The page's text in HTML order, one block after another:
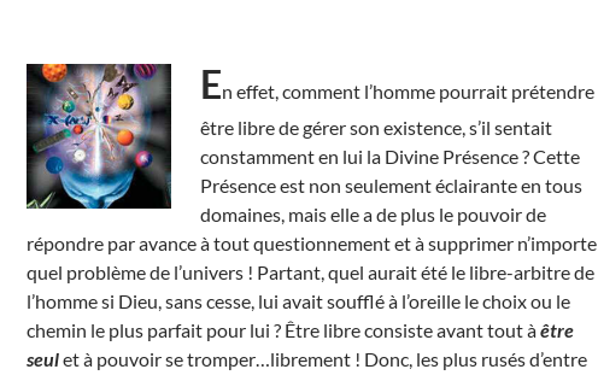
En effet, comment l’homme pourrait prétendre
être libre de gérer son existence, s’il sentait
constamment en lui la Divine Présence ? Cette
Présence est non seulement éclairante en tous
domaines, mais elle a de plus le pouvoir de
répondre par avance à tout questionnement et à supprimer n’importe
quel problème de l’univers ! Partant, quel aurait été le libre-arbitre de
l’homme si Dieu, sans cesse, lui avait soufflé à l’oreille le choix ou le
chemin le plus parfait pour lui ? Être libre consiste avant tout àêtre
seulet à pouvoir se tromper…librement ! Donc, les plus rusés d’entre